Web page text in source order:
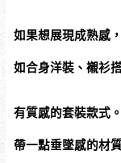
如果想展現成熟感
如合身洋裝、襯衫
有質感的套裝款式
帶一點垂墜感的材